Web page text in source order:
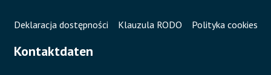
Deklaracja dostępności Klauzula RODO Polityka cookies
Kontaktdaten